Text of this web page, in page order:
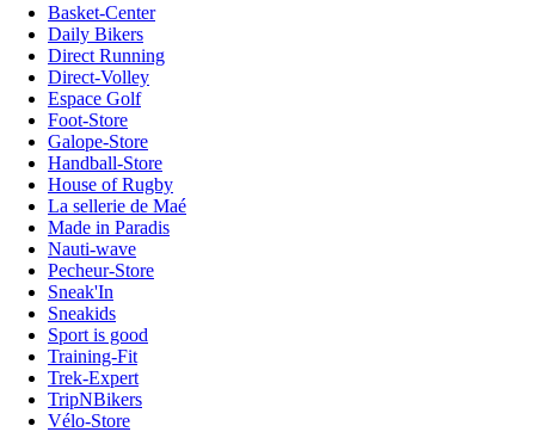
Basket-Center
Daily Bikers
Direct Running
Direct-Volley
Espace Golf
Foot-Store
Galope-Store
Handball-Store
House of Rugby
La sellerie de Maé
Made in Paradis
Nauti-wave
Pecheur-Store
Sneak'In
Sneakids
Sport is good
Training-Fit
Trek-Expert
TripNBikers
Vélo-Store